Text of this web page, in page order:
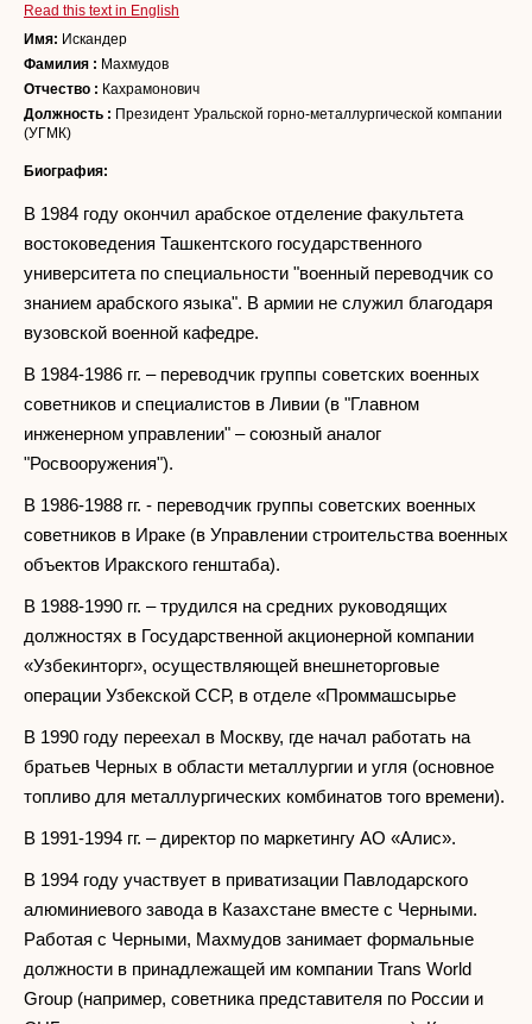
Read this text in English
Имя: Искандер
Фамилия : Махмудов
Отчество : Кахрамонович
Должность : Президент Уральской горно-металлургической компании
(УГМК)
Биография:
В 1984 году окончил арабское отделение факультета
востоковедения Ташкентского государственного
университета по специальности "военный переводчик со
знанием арабского языка". В армии не служил благодаря
вузовской военной кафедре.
В 1984-1986 гг. – переводчик группы советских военных
советников и специалистов в Ливии (в "Главном
инженерном управлении" – союзный аналог
"Росвооружения").
В 1986-1988 гг. - переводчик группы советских военных
советников в Ираке (в Управлении строительства военных
объектов Иракского генштаба).
В 1988-1990 гг. – трудился на средних руководящих
должностях в Государственной акционерной компании
«Узбекинторг», осуществляющей внешнеторговые
операции Узбекской ССР, в отделе «Проммашсырье
В 1990 году переехал в Москву, где начал работать на
братьев Черных в области металлургии и угля (основное
топливо для металлургических комбинатов того времени).
В 1991-1994 гг. – директор по маркетингу АО «Алис».
В 1994 году участвует в приватизации Павлодарского
алюминиевого завода в Казахстане вместе с Черными.
Работая с Черными, Махмудов занимает формальные
должности в принадлежащей им компании Trans World
Group (например, советника представителя по России и